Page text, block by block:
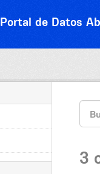
Portal de Datos
3